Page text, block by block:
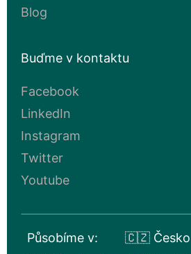
Blog
Buďme v kontaktu
Facebook
LinkedIn
Instagram
Twitter
Youtube
Působíme v: 🇨🇿 Česko